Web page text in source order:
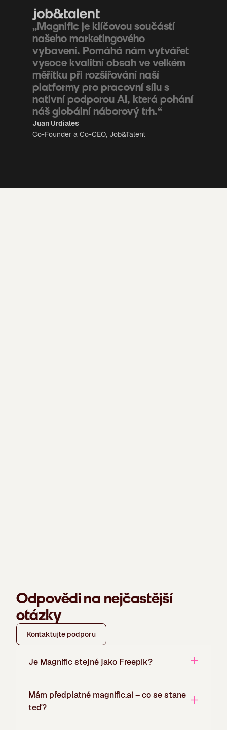
„Magnific je klíčovou součástí
našeho marketingového
vybavení. Pomáhá nám vytvářet
vysoce kvalitní obsah ve velkém
měřítku při rozšiřování naší
platformy pro pracovní sílu s
nativní podporou AI, která pohání
náš globální náborový trh.“
Juan Urdiales
Co-Founder a Co-CEO, Job&Talent
Odpovědi na nejčastější
otázky
Kontaktujte podporu
Je Magnific stejné jako Freepik?
Mám předplatné magnific.ai – co se stane
teď?